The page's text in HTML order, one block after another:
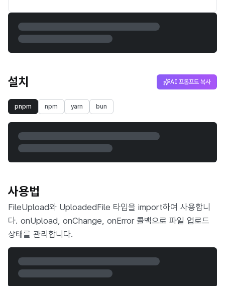
설치 AI 프롬프트 복사
pnpm npm yarn bun
사용법
FileUpload와 UploadedFile 타입을 import하여 사용합니
다. onUpload, onChange, onError 콜백으로 파일 업로드
상태를 관리합니다.